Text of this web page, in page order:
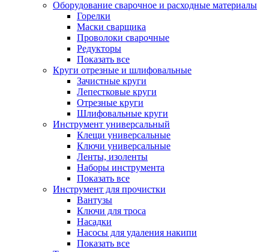
Оборудование сварочное и расходные материалы
Горелки
Маски сварщика
Проволоки сварочные
Редукторы
Показать все
Круги отрезные и шлифовальные
Зачистные круги
Лепестковые круги
Отрезные круги
Шлифовальные круги
Инструмент универсальный
Клещи универсальные
Ключи универсальные
Ленты, изоленты
Наборы инструмента
Показать все
Инструмент для прочистки
Вантузы
Ключи для троса
Насадки
Насосы для удаления накипи
Показать все